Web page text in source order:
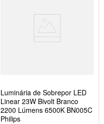
Luminária de Sobrepor LED
Linear 23W Bivolt Branco
2200 Lúmens 6500K BN005C
Philips